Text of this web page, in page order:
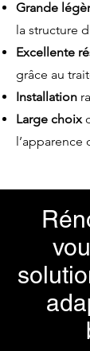
Grande
la structure
Excellente
grâce au
Installation
Large choix
l’apparence